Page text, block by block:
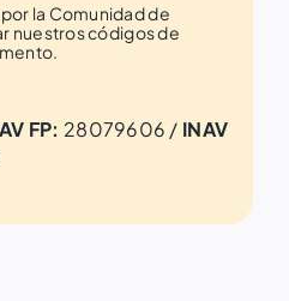
la Comunidad de
nuestros códigos de
FP: 28079606 / INAV